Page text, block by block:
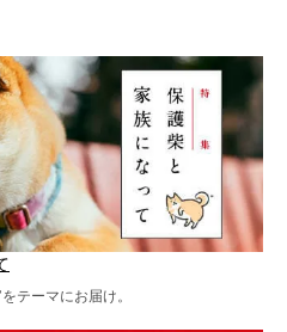
テーマにお届け。